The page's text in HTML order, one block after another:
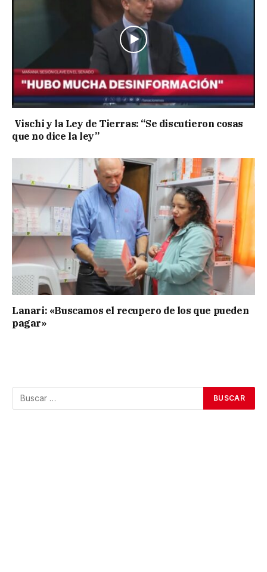
Vischi y la Ley de Tierras: “Se discutieron cosas
que no dice la ley”
Lanari: «Buscamos el recupero de los que pueden
pagar»